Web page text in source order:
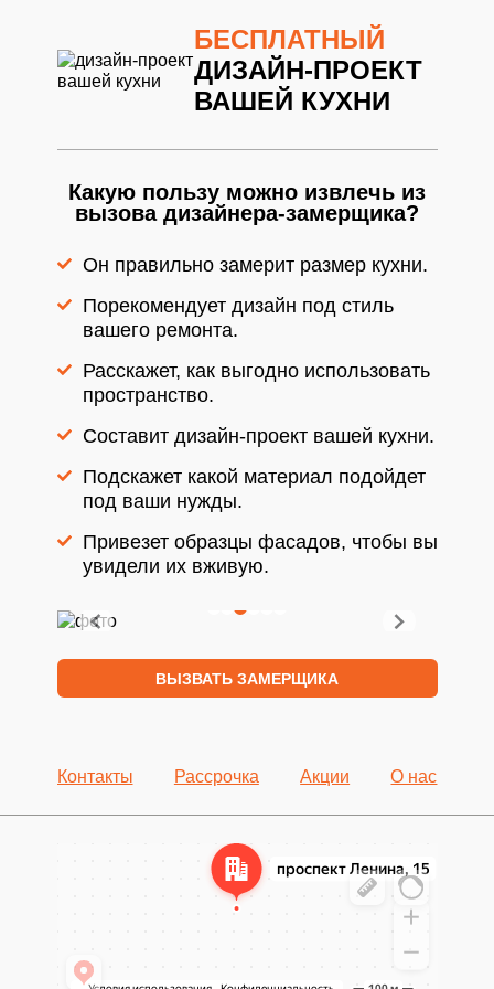
БЕСПЛАТНЫЙ
ДИЗАЙН-ПРОЕКТ
ВАШЕЙ КУХНИ
Какую пользу можно извлечь из
вызова дизайнера-замерщика?
Он правильно замерит размер кухни.
Порекомендует дизайн под стиль
вашего ремонта.
Расскажет, как выгодно использовать
пространство.
Составит дизайн-проект вашей кухни.
Подскажет какой материал подойдет
под ваши нужды.
Привезет образцы фасадов, чтобы вы
увидели их вживую.
ВЫЗВАТЬ ЗАМЕРЩИКА
Контакты Рассрочка Акции О нас